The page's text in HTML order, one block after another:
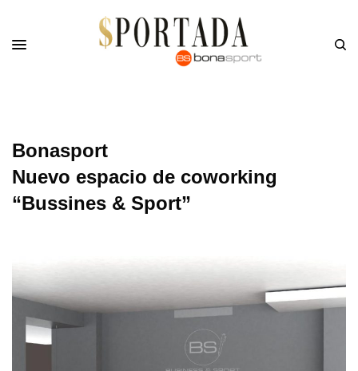
Bonasport
Nuevo espacio de coworking
“Bussines & Sport”